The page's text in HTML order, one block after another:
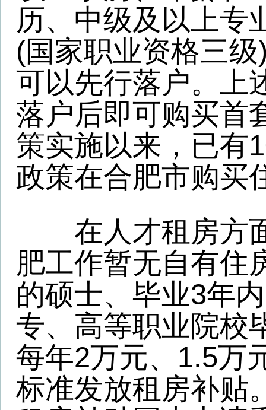
在人才租房方面，合
肥工作暂无自有住房的
的硕士、毕业3年内的全
专、高等职业院校毕业
每年2万元、1.5万元、1
标准发放租房补贴。据
租房补贴网上申请系统
式上线运行，至今已享
除了购房、租房政策
月，合肥市已开工建设9
目，总用地面积约529亩
98万平方米，总投资额
余套住宅。其中包括产
3000余套、租赁型人才